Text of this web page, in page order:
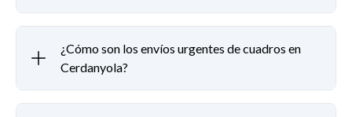
¿Cómo son los envíos urgentes de cuadros en
Cerdanyola?